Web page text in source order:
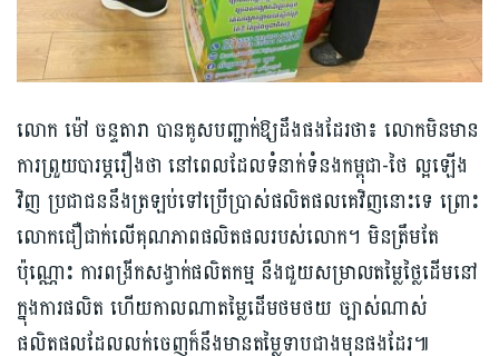
លោក ម៉ៅ ចន្ទតារា បានគូសបញ្ជាក់ឱ្យដឹងផងដែរថា៖ លោកមិនមាន
ការព្រួយបារម្ភរឿងថា នៅពេលដែលទំនាក់ទំនងកម្ពុជា-ថៃ ល្អឡើង
វិញ ប្រជាជននឹងត្រឡប់ទៅប្រើប្រាស់ផលិតផលគេ​វិញនោះទេ ព្រោះ
លោកជឿជាក់លើគុណភាពផលិតផលរបស់លោក។ មិនត្រឹមតែ
ប៉ុណ្ណោះ ការពង្រីកសង្វាក់ផលិតកម្ម នឹងជួយសម្រាលតម្លៃថ្លៃដើមនៅ
ក្នុងការផលិត ហើយកាលណាតម្លៃដើមថមថយ ច្បាស់ណាស់
ផលិតផលដែលលក់ចេញក៏នឹងមានតម្លៃទាបជាងមុនផងដែរ៕